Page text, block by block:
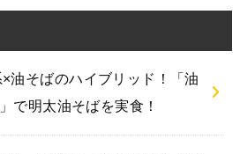
×油そばのハイブリッド！「油
で明太油そばを実食！